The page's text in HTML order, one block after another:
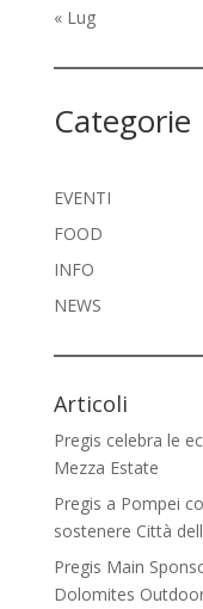
« Lug
Categorie
EVENTI
FOOD
INFO
NEWS
Articoli
Pregis celebra le
Mezza Estate
Pregis a Pompei
sostenere Città
Pregis Main
Dolomites